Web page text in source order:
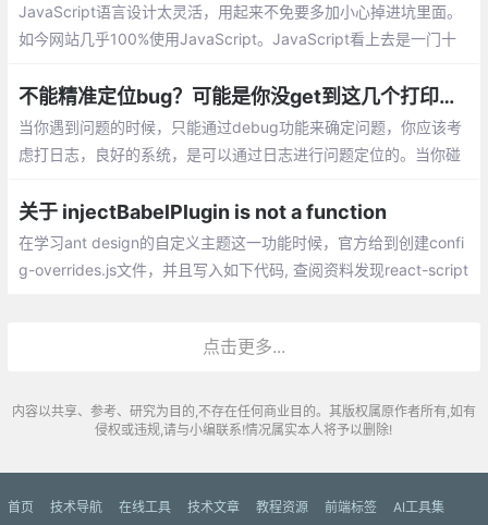
JavaScript语言设计太灵活，用起来不免要多加小心掉进坑里面。
如今网站几乎100%使用JavaScript。JavaScript看上去是一门十
一不注意就导致BUG。
不能精准定位bug？可能是你没get到这几个打印日志的诀窍！
当你遇到问题的时候，只能通过debug功能来确定问题，你应该考
虑打日志，良好的系统，是可以通过日志进行问题定位的。当你碰
用来确定进入了哪个分支
关于 injectBabelPlugin is not a function
在学习ant design的自定义主题这一功能时候，官方给到创建confi
g-overrides.js文件，并且写入如下代码, 查阅资料发现react-script
点击更多...
内容以共享、参考、研究为目的,不存在任何商业目的。其版权属原作者所有,如有
侵权或违规,请与小编联系!情况属实本人将予以删除!
首页 技术导航 在线工具 技术文章 教程资源 前端标签 AI工具集